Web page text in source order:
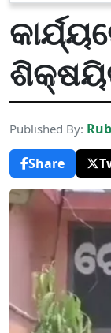
Published By:
Share